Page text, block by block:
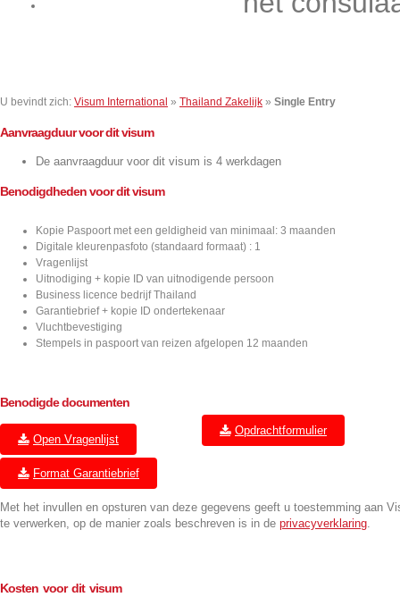
U bevindt zich: Visum International » Thailand Zakelijk » Single Entry
Aanvraagduur voor dit visum
De aanvraagduur voor dit visum is 4 werkdagen
Benodigdheden voor dit visum
Kopie Paspoort met een geldigheid van minimaal: 3 maanden
Digitale kleurenpasfoto (standaard formaat) : 1
Vragenlijst
Uitnodiging + kopie ID van uitnodigende persoon
Business licence bedrijf Thailand
Garantiebrief + kopie ID ondertekenaar
Vluchtbevestiging
Stempels in paspoort van reizen afgelopen 12 maanden
Benodigde documenten
Open Vragenlijst
Format Garantiebrief
Opdrachtformulier
Met het invullen en opsturen van deze gegevens geeft u toestemming aan
te verwerken, op de manier zoals beschreven is in de privacyverklaring.
Kosten voor dit visum